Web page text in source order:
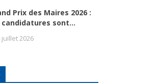
Prix des Maires 2026 :
candidatures sont...
juillet 2026